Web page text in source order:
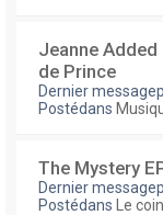
Jeanne
de Prince
Dernier
Postédans
The Mystery
Dernier
Postédans
Le